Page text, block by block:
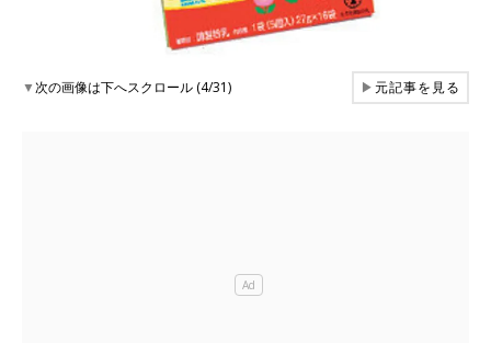
▼次の画像は下へスクロール (4/31) ▶元記事を見る